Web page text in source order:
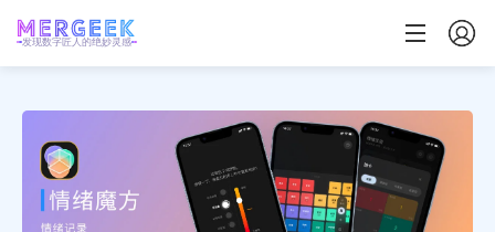
发现数字匠人的绝妙灵感